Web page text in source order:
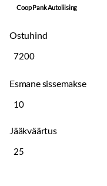
Coop Pank Autoliising
Ostuhind
Esmane sissemakse
Jääkväärtus